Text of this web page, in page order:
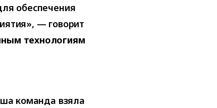
обеспечения
— говорит
технологиям
команда взяла